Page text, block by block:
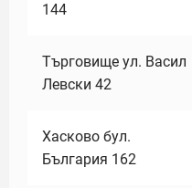
144
Търговище ул. Васил
Левски 42
Хасково бул.
България 162